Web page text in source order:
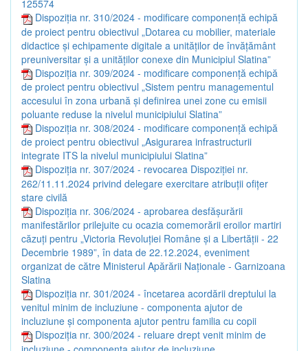
125574
Dispoziția nr. 310/2024 - modificare componență echipă
de proiect pentru obiectivul „Dotarea cu mobilier, materiale
didactice și echipamente digitale a unităților de învățământ
preuniversitar și a unităților conexe din Municipiul Slatina”
Dispoziția nr. 309/2024 - modificare componență echipă
de proiect pentru obiectivul „Sistem pentru managementul
accesului în zona urbană și definirea unei zone cu emisii
poluante reduse la nivelul municipiului Slatina”
Dispoziția nr. 308/2024 - modificare componență echipă
de proiect pentru obiectivul „Asigurarea infrastructurii
integrate ITS la nivelul municipiului Slatina”
Dispoziția nr. 307/2024 - revocarea Dispoziției nr.
262/11.11.2024 privind delegare exercitare atribuții ofițer
stare civilă
Dispoziția nr. 306/2024 - aprobarea desfășurării
manifestărilor prilejuite cu ocazia comemorării eroilor martiri
căzuți pentru „Victoria Revoluției Române și a Libertății - 22
Decembrie 1989”, în data de 22.12.2024, eveniment
organizat de către Ministerul Apărării Naționale - Garnizoana
Slatina
Dispoziția nr. 301/2024 - încetarea acordării dreptului la
venitul minim de incluziune - componenta ajutor de
incluziune și componenta ajutor pentru familia cu copii
Dispoziția nr. 300/2024 - reluare drept venit minim de